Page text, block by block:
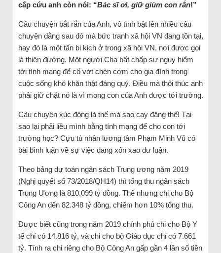
cấp cứu anh còn nói: “Bác sĩ ơi, giữ giùm con rắn!”
Câu chuyện bắt rắn của Anh, vô tình bật lên nhiều câu
chuyện đằng sau đó mà bức tranh xã hội VN đang tồn tại,
hay đó là một tấn bi kịch ở trong xã hội VN, nơi được gọi
là thiên đường. Một người Cha bất chấp sự nguy hiểm
tới tính mạng để cố vớt chén cơm cho gia đình trong
cuộc sống khó khăn thật đáng quý. Điều mà thôi thúc anh
phải giữ chặt nó là vì mong con của Anh được tới trường.
Câu chuyện xúc động là thế mà sao cay đăng thế! Tại
sao lại phải liều mình bằng tính mạng để cho con tới
trường học? Cựu tù nhân lương tâm Phạm Minh Vũ có
bài bình luận về sự việc đang xôn xao dư luận.
Theo bảng dự toán ngân sách Trung ương năm 2019
(Nghị quyết số 73/2018/QH14) thì tổng thu ngân sách
Trung Ương là 810.099 tỷ đồng. Thế nhưng chi cho Bộ
Công An đến 82.348 tỷ đồng, chiếm hơn 10% tổng thu.
Được biết cũng trong năm 2019 chính phủ chi cho Bộ Y
tế chỉ có 14.816 tỷ, và chi cho bộ Giáo dục chỉ có 7.661
tỷ. Tính ra chi riêng cho Bộ Công An gấp gần 4 lần số tiền